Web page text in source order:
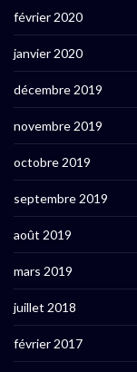
février 2020
janvier 2020
décembre 2019
novembre 2019
octobre 2019
septembre 2019
août 2019
mars 2019
juillet 2018
février 2017